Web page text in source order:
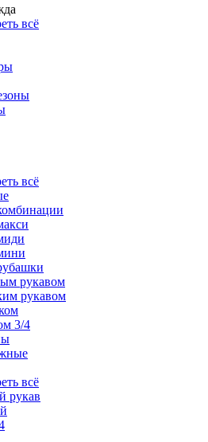
всё
всё
рукавом
рукавом
3/4
всё
рукав